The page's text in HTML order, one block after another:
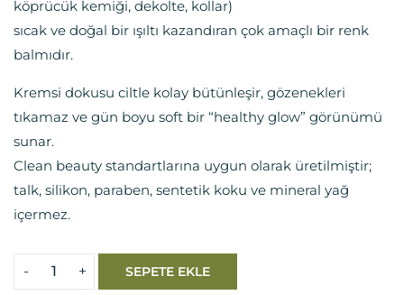
köprücük kemiği, dekolte, kollar)
sıcak ve doğal bir ışıltı kazandıran çok amaçlı bir renk
balmıdır.
Kremsi dokusu ciltle kolay bütünleşir, gözenekleri
tıkamaz ve gün boyu soft bir “healthy glow” görünümü
sunar.
Clean beauty standartlarına uygun olarak üretilmiştir;
talk, silikon, paraben, sentetik koku ve mineral yağ
içermez.
SEPETE EKLE